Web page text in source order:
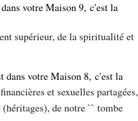
votre Maison9, c'est la
supérieur, de la spiritualité et
dans votre Maison 8, c'est la
et sexuelles partagées,
de notre `` tombe